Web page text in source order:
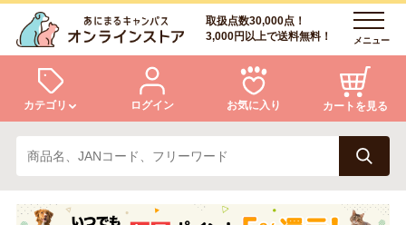
取扱点数30,000点！
3,000円以上で送料無料！
メニュー
カテゴリ
犬 猫
ログイン お気に入り カートを見る
ログイン